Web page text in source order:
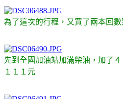
為了這次的行程，又買了兩本回數
先到全國加油站加滿柴油，加了
１１１元